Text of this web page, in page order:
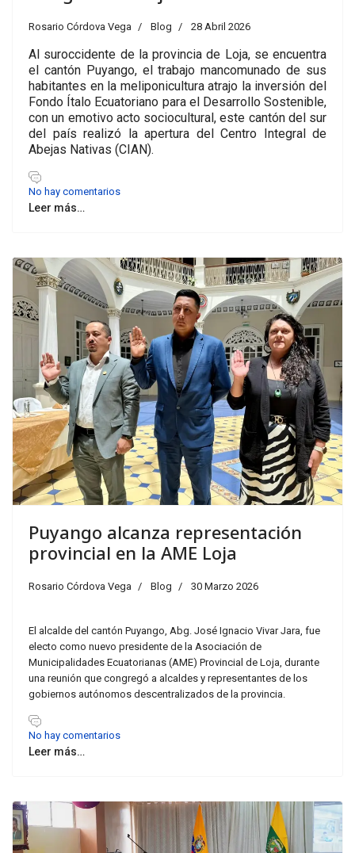
Rosario Córdova Vega Blog 28 Abril 2026
Al suroccidente de la provincia de Loja, se encuentra
el cantón Puyango, el trabajo mancomunado de sus
habitantes en la meliponicultura atrajo la inversión del
Fondo Ítalo Ecuatoriano para el Desarrollo Sostenible,
con un emotivo acto sociocultural, este cantón del sur
del país realizó la apertura del Centro Integral de
Abejas Nativas (CIAN).
No hay comentarios
Leer más…
Puyango alcanza representación
provincial en la AME Loja
Rosario Córdova Vega Blog 30 Marzo 2026
El alcalde del cantón Puyango, Abg. José Ignacio Vivar Jara, fue
electo como nuevo presidente de la Asociación de
Municipalidades Ecuatorianas (AME) Provincial de Loja, durante
una reunión que congregó a alcaldes y representantes de los
gobiernos autónomos descentralizados de la provincia.
No hay comentarios
Leer más…